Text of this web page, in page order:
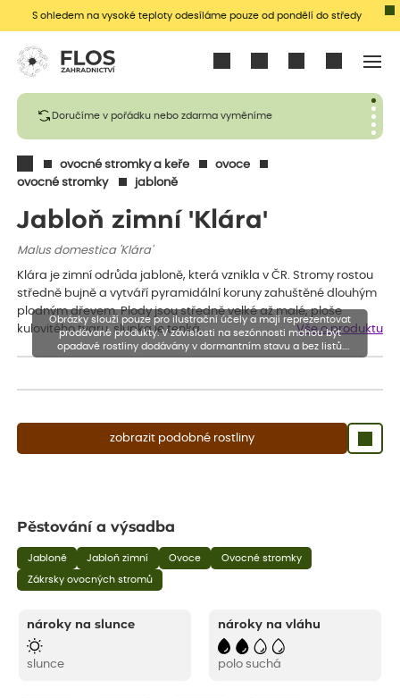
S ohledem na vysoké teploty odesíláme pouze od pondělí do středy
Doručíme v pořádku nebo zdarma vyměníme
ovocné stromky a keře
ovoce
ovocné stromky
jabloně
Jabloň zimní 'Klára'
Malus domestica 'Klára'
Klára je zimní odrůda jabloně, která vznikla v ČR. Stromy rostou
středně bujně a vytváří pyramidální koruny zahuštěné dlouhým
plodným dřevem. Plody jsou středně velké až malé, ploše
kulovitého tvaru, slupka je tenká,…
Vše o produktu
zobrazit podobné rostliny
Obrázky slouží pouze pro ilustrační účely a mají reprezentovat
prodávané produkty. V závislosti na sezónnosti mohou být
opadavé rostliny dodávány v dormantním stavu a bez listů.
Rostliny mohou být také sestřiženy níže, než je uvedená výška,
Pěstování a výsadba
Jabloně Jabloň zimní Ovoce Ovocné stromky
Zákrsky ovocných stromů
nároky na slunce
slunce
nároky na vláhu
polo suchá